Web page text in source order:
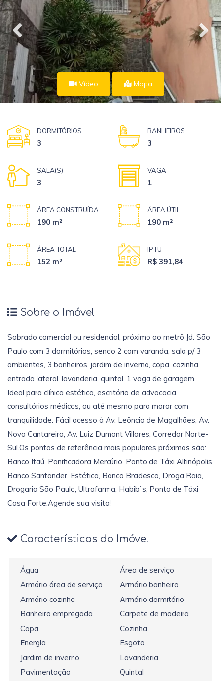
Vídeo Mapa
DORMITÓRIOS
3
BANHEIROS
3
SALA(S)
3
VAGA
1
ÁREA CONSTRUÍDA
190 m²
ÁREA ÚTIL
190 m²
ÁREA TOTAL
152 m²
IPTU
R$ 391,84
Sobre o Imóvel
Sobrado comercial ou residencial, próximo ao metrô Jd. São
Paulo com 3 dormitórios, sendo 2 com varanda, sala p/ 3
ambientes, 3 banheiros, jardim de inverno, copa, cozinha,
entrada lateral, lavanderia, quintal, 1 vaga de garagem.
Ideal para clínica estética, escritório de advocacia,
consultórios médicos, ou até mesmo para morar com
tranquilidade. Fácil acesso à Av. Leôncio de Magalhães, Av.
Nova Cantareira, Av. Luiz Dumont Villares, Corredor Norte-
Sul.Os pontos de referência mais populares próximos são:
Banco Itaú, Panificadora Mercúrio, Ponto de Táxi Altinópolis,
Banco Santander, Estética, Banco Bradesco, Droga Raia,
Drogaria São Paulo, Ultrafarma, Habib`s, Ponto de Táxi
Casa Forte.Agende sua visita!
Características do Imóvel
Água
Área de serviço
Armário área de serviço
Armário banheiro
Armário cozinha
Armário dormitório
Banheiro empregada
Carpete de madeira
Copa
Cozinha
Energia
Esgoto
Jardim de inverno
Lavanderia
Pavimentação
Quintal